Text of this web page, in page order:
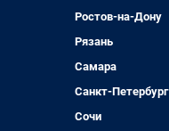
Ростов-на-Дону
Рязань
Самара
Санкт-Петербург
Сочи